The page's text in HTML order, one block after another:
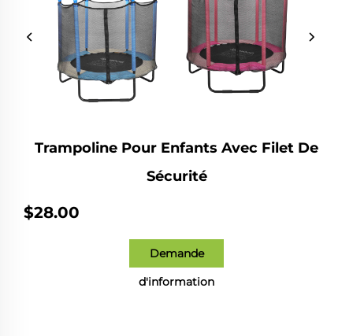
Trampoline Pour Enfants Avec Filet De
Sécurité
$28.00
Demande
d'information